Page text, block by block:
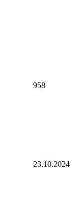
958
23.10.2024